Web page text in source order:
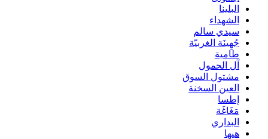
البلينا
الشهداء
سيدي سالم
جُهِينَة الغربيّة
طامية
آل الحمول
مشتول السوق
العين السخنة
إطسا
مَغَاغَة
البداري
هيها